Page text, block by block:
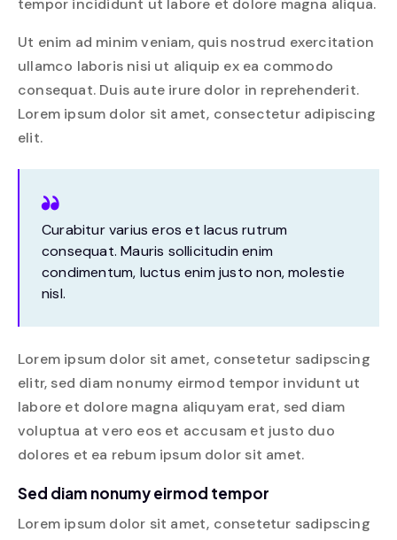
tempor incididunt ut labore et dolore magna aliqua.
Ut enim ad minim veniam, quis nostrud exercitation
ullamco laboris nisi ut aliquip ex ea commodo
consequat. Duis aute irure dolor in reprehenderit.
Lorem ipsum dolor sit amet, consectetur adipiscing
elit.
Curabitur varius eros et lacus rutrum
consequat. Mauris sollicitudin enim
condimentum, luctus enim justo non, molestie
nisl.
Lorem ipsum dolor sit amet, consetetur sadipscing
elitr, sed diam nonumy eirmod tempor invidunt ut
labore et dolore magna aliquyam erat, sed diam
voluptua at vero eos et accusam et justo duo
dolores et ea rebum ipsum dolor sit amet.
Sed diam nonumy eirmod tempor
Lorem ipsum dolor sit amet, consetetur sadipscing